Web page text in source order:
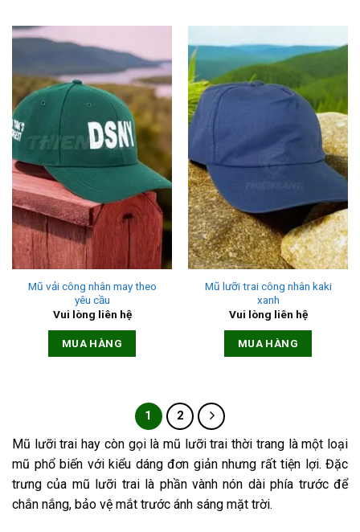
Mũ vải công nhân may theo
yêu cầu
Vui lòng liên hệ
MUA HÀNG
Mũ lưỡi trai công nhân kaki
xanh
Vui lòng liên hệ
MUA HÀNG
1 2
Mũ lưỡi trai hay còn gọi là mũ lưỡi trai thời trang là một loại
mũ phổ biến với kiểu dáng đơn giản nhưng rất tiện lợi. Đặc
trưng của mũ lưỡi trai là phần vành nón dài phía trước để
chắn nắng, bảo vệ mắt trước ánh sáng mặt trời.